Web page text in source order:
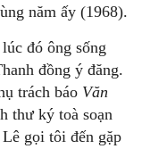
năm ấy (1968).
đó ông sống
đồng ý đăng.
trách báo Văn
thư ký toà soạn
gọi tôi đến gặp